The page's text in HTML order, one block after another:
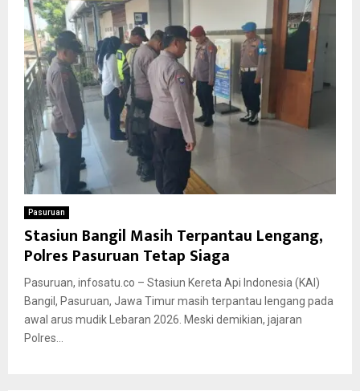
Pasuruan
Stasiun Bangil Masih Terpantau Lengang,
Polres Pasuruan Tetap Siaga
Pasuruan, infosatu.co – Stasiun Kereta Api Indonesia (KAI)
Bangil, Pasuruan, Jawa Timur masih terpantau lengang pada
awal arus mudik Lebaran 2026. Meski demikian, jajaran
Polres...